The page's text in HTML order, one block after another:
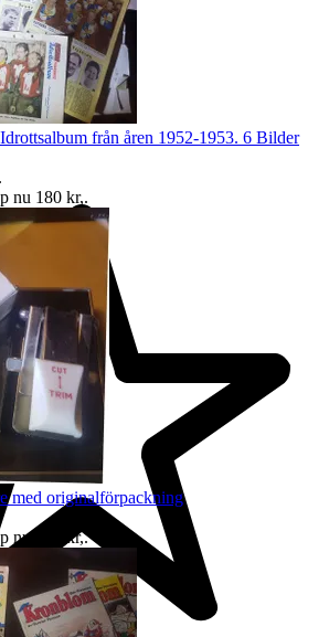
från åren 1952-1953. 6 Bilder
.
nu 180 kr,.
med originalförpackning
nu 181 kr,.